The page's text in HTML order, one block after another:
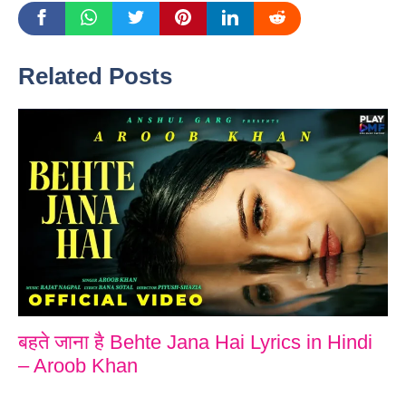
Related Posts
बहते जाना है Behte Jana Hai Lyrics in Hindi
– Aroob Khan